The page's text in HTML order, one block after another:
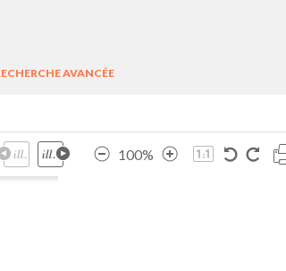
AVANCÉE
100%